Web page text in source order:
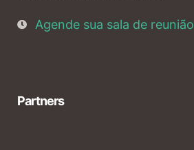
Agende sua sala de reunião
Partners